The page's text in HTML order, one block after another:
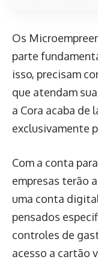
Os
parte
isso, precisam
que atendam
a Cora acaba de
exclusivamente
Com a conta
empresas terão
uma conta
pensados
controles de
acesso a cartão